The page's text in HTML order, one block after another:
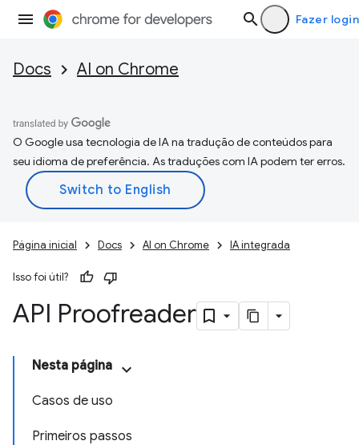
Fazer login
Docs AI on Chrome
O Google usa tecnologia de IA na tradução de conteúdos para
seu idioma de preferência. As traduções com IA podem ter erros.
Página inicial Docs AI on Chrome IA integrada
Isso foi útil?
API Proofreader
Nesta página
Casos de uso
Primeiros passos